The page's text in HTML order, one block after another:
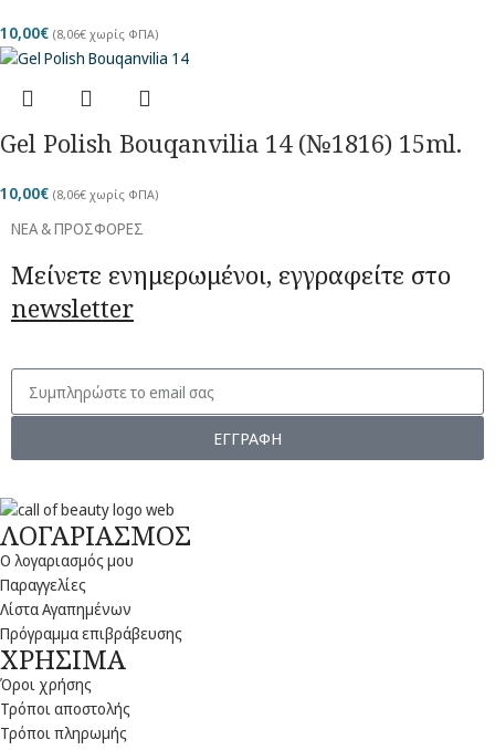
10,00€ (8,06€ χωρίς ΦΠΑ)
Gel Polish Bouqanvilia 14 (№1816) 15ml.
10,00€ (8,06€ χωρίς ΦΠΑ)
ΝΕΑ & ΠΡΟΣΦΟΡΕΣ
Μείνετε ενημερωμένοι, εγγραφείτε στο
newsletter
ΕΓΓΡΑΦΗ
ΛΟΓΑΡΙΑΣΜΟΣ
Ο λογαριασμός μου
Παραγγελίες
Λίστα Αγαπημένων
Πρόγραμμα επιβράβευσης
ΧΡΗΣΙΜΑ
Όροι χρήσης
Τρόποι αποστολής
Τρόποι πληρωμής